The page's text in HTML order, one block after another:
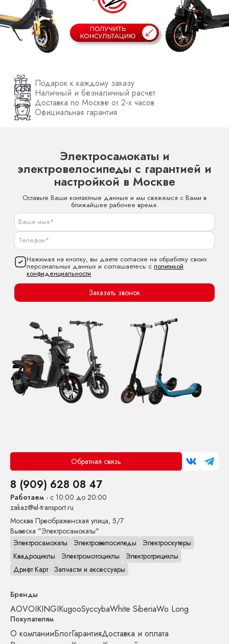
Подарок к каждому заказу
Наличный и безналичный расчет
Доставка по Москве от 2-х часов
Официальная гарантия
Электросамокаты и
электровелосипеды с гарантией и
настройкой в Москве
Оставьте Ваши контактные данные и мы свяжемся с Вами в
ближайшее рабочее время.
Нажимая на кнопку, вы даете согласие на обработку своих
персональных данных и соглашаетесь с политикой
конфиденциальности
Заказать звонок
Обратная связь
8 (909) 628 08 47
Работаем - с 10:00 до 20:00
zakaz@el-transport.ru
Москва Преображенская улица, 5/7
Вывеска "Электросамокаты"
Электросамокаты
Электровелосипеды
Электроскутеры
Квадроциклы
Электромотоциклы
Электротрициклы
Дрифт Карт Запчасти и аксессуары
Бренды
AOVOIKINGIKugooSyccybaWhite SiberiaWo Long
Покупателям
О компанииБлогГарантияДоставка и оплата